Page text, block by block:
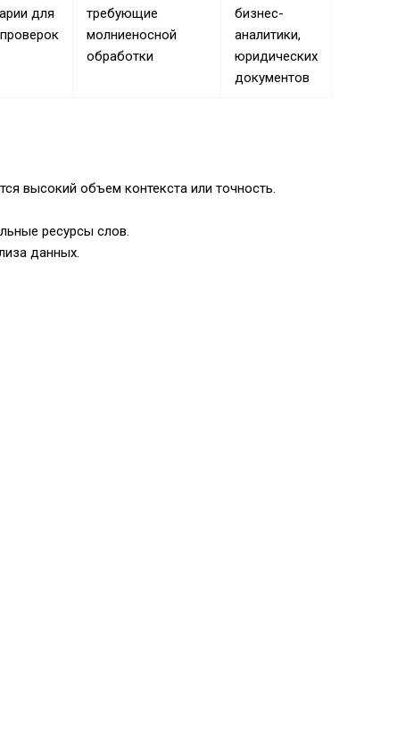
для
требующие
молниеносной
обработки
бизнес-
аналитики,
юридических
документов
высокий объем контекста или точность.
ресурсы слов.
данных.